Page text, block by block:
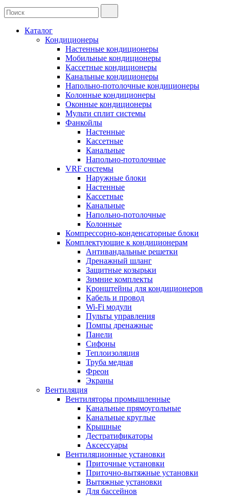
Каталог
Кондиционеры
Настенные кондиционеры
Мобильные кондиционеры
Кассетные кондиционеры
Канальные кондиционеры
Напольно-потолочные кондиционеры
Колонные кондиционеры
Оконные кондиционеры
Мульти сплит системы
Фанкойлы
Настенные
Кассетные
Канальные
Напольно-потолочные
VRF системы
Наружные блоки
Настенные
Кассетные
Канальные
Напольно-потолочные
Колонные
Компрессорно-конденсаторные блоки
Комплектующие к кондиционерам
Антивандальные решетки
Дренажный шланг
Защитные козырьки
Зимние комплекты
Кронштейны для кондиционеров
Кабель и провод
Wi-Fi модули
Пульты управления
Помпы дренажные
Панели
Сифоны
Теплоизоляция
Труба медная
Фреон
Экраны
Вентиляция
Вентиляторы промышленные
Канальные прямоугольные
Канальные круглые
Крышные
Дестратификаторы
Аксессуары
Вентиляционные установки
Приточные установки
Приточно-вытяжные установки
Вытяжные установки
Для бассейнов